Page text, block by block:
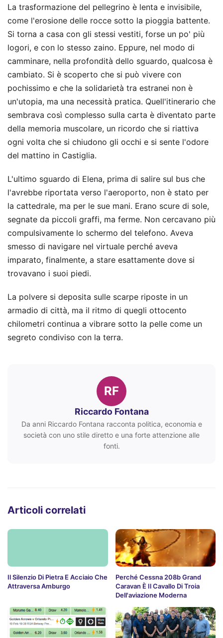
La trasformazione del pellegrino è lenta e invisibile,
come l'erosione delle rocce sotto la pioggia battente.
Si torna a casa con gli stessi vestiti, forse un po' più
logori, e con lo stesso zaino. Eppure, nel modo di
camminare, nella profondità dello sguardo, qualcosa è
cambiato. Si è scoperto che si può vivere con
pochissimo e che la solidarietà tra estranei non è
un'utopia, ma una necessità pratica. Quell'itinerario che
sembrava così complesso sulla carta è diventato parte
della memoria muscolare, un ricordo che si riattiva
ogni volta che si chiudono gli occhi e si sente l'odore
del mattino in Castiglia.
L'ultimo sguardo di Elena, prima di salire sul bus che
l'avrebbe riportata verso l'aeroporto, non è stato per
la cattedrale, ma per le sue mani. Erano scure di sole,
segnate da piccoli graffi, ma ferme. Non cercavano più
compulsivamente lo schermo del telefono. Aveva
smesso di navigare nel virtuale perché aveva
imparato, finalmente, a stare esattamente dove si
trovavano i suoi piedi.
La polvere si deposita sulle scarpe riposte in un
armadio di città, ma il ritmo di quegli ottocento
chilometri continua a vibrare sotto la pelle come un
segreto condiviso con la terra.
RF
Riccardo Fontana
Da anni Riccardo Fontana racconta politica, economia e
società con uno stile diretto e una forte attenzione alle
fonti.
Articoli correlati
Il Silenzio Di Pietra E Acciaio Che
Attraversa Amburgo
Perché Cessna 208b Grand
Caravan È Il Cavallo Di Troia
Dell'aviazione Moderna